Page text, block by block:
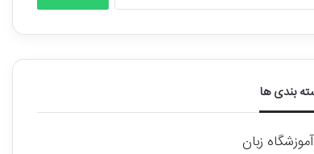
برای:
بندی ها
آموزشگاه زبان